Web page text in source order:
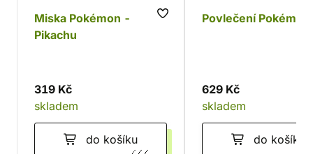
Miska Pokémon -
Pikachu
319 Kč
skladem
do košíku
Povlečení Pokémon
629 Kč
skladem
do košíku